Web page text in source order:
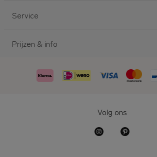
Service
Prijzen & info
Volg ons